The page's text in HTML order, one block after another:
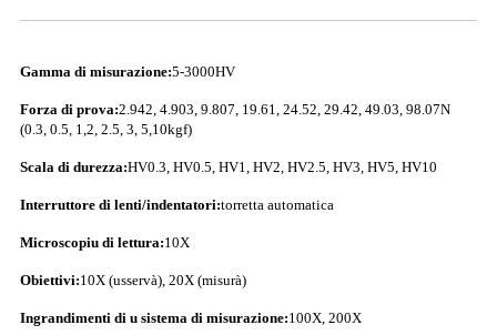
Gamma di misurazione:5-3000HV
Forza di prova:2.942, 4.903, 9.807, 19.61, 24.52, 29.42, 49.03, 98.07N
(0.3, 0.5, 1,2, 2.5, 3, 5,10kgf)
Scala di durezza:HV0.3, HV0.5, HV1, HV2, HV2.5, HV3, HV5, HV10
Interruttore di lenti/indentatori:torretta automatica
Microscopiu di lettura:10X
Obiettivi:10X (usservà), 20X (misurà)
Ingrandimenti di u sistema di misurazione:100X, 200X